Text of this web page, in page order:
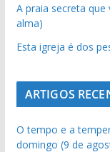
A praia secreta
alma)
Esta igreja é dos
ARTIGOS
O tempo e a
domingo (9 de